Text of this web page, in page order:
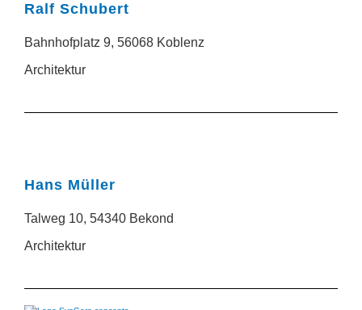
Ralf Schubert
Bahnhofplatz 9, 56068 Koblenz
Architektur
Hans Müller
Talweg 10, 54340 Bekond
Architektur